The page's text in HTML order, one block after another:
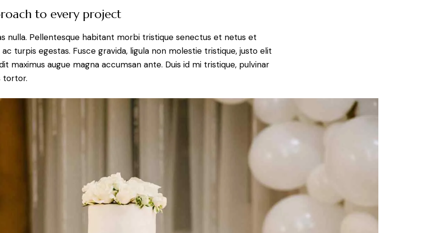
to every project
nulla. Pellentesque habitant morbi tristique senectus et netus et
turpis egestas. Fusce gravida, ligula non molestie tristique, justo elit
maximus augue magna accumsan ante. Duis id mi tristique, pulvinar
tortor.